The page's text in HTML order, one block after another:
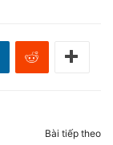
Bài tiếp theo